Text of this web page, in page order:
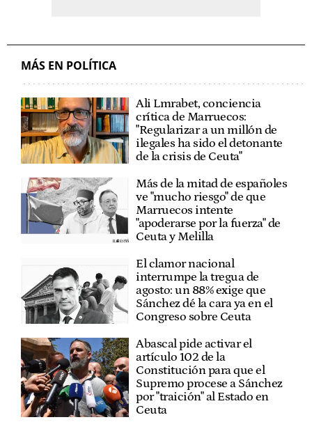
MÁS EN POLÍTICA
Ali Lmrabet, conciencia
crítica de Marruecos:
"Regularizar a un millón de
ilegales ha sido el detonante
de la crisis de Ceuta"
Más de la mitad de españoles
ve "mucho riesgo" de que
Marruecos intente
"apoderarse por la fuerza" de
Ceuta y Melilla
El clamor nacional
interrumpe la tregua de
agosto: un 88% exige que
Sánchez dé la cara ya en el
Congreso sobre Ceuta
Abascal pide activar el
artículo 102 de la
Constitución para que el
Supremo procese a Sánchez
por "traición" al Estado en
Ceuta